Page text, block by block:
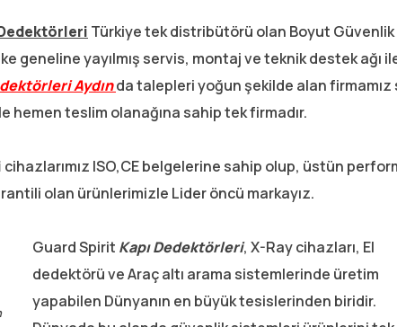
Türkiye tek distribütörü olan Boyut
geneline yayılmış servis, montaj ve teknik destek ağı
Aydında talepleri yoğun şekilde alan firmamız
hemen teslim olanağına sahip tek firmadır.
cihazlarımız ISO,CE belgelerine sahip olup, üstün
olan ürünlerimizle Lider öncü markayız.
Guard Spirit Kapı Dedektörleri, X-Ray cihazları, El
dedektörü ve Araç altı arama sistemlerinde üretim
yapabilen Dünyanın en büyük tesislerinden biridir.